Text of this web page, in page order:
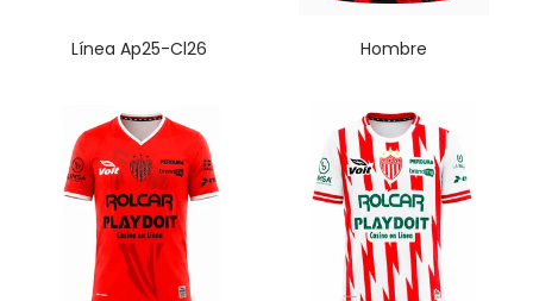
Línea Ap25-Cl26 Hombre